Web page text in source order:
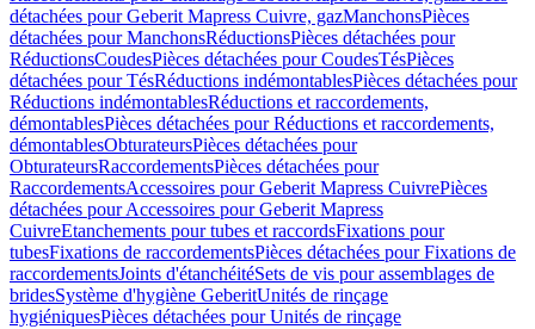
détachées pour Geberit Mapress Cuivre, gazManchonsPièces
détachées pour ManchonsRéductionsPièces détachées pour
RéductionsCoudesPièces détachées pour CoudesTésPièces
détachées pour TésRéductions indémontablesPièces détachées pour
Réductions indémontablesRéductions et raccordements,
démontablesPièces détachées pour Réductions et raccordements,
démontablesObturateursPièces détachées pour
ObturateursRaccordementsPièces détachées pour
RaccordementsAccessoires pour Geberit Mapress CuivrePièces
détachées pour Accessoires pour Geberit Mapress
CuivreEtanchements pour tubes et raccordsFixations pour
tubesFixations de raccordementsPièces détachées pour Fixations de
raccordementsJoints d'étanchéitéSets de vis pour assemblages de
bridesSystème d'hygiène GeberitUnités de rinçage
hygiéniquesPièces détachées pour Unités de rinçage